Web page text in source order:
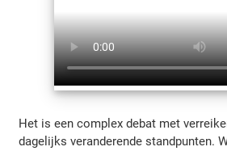
Het is een complex debat met
dagelijks veranderende standpunten.